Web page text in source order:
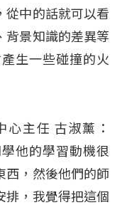
從中的話就可以看
背景知識的差異等
生一些碰撞的火
心主任 古淑薰：
他的學習動機很
西，然後他們的師
排，我覺得把這個